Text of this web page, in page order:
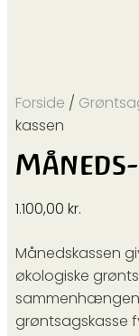
Forside /
kassen
1.100,00 kr.
Månedskassen
økologiske
grøntsagskasse